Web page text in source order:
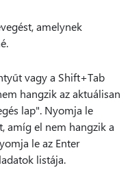
amelynek
vagy a Shift+Tab
hangzik az aktuálisan
lap". Nyomja le
amíg el nem hangzik a
le az Enter
listája.